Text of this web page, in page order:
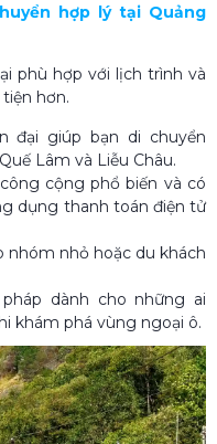
hợp lý tại Quảng
phù hợp với lịch trình và
hơn.
đại giúp bạn di chuyển
Lâm và Liễu Châu.
cộng phổ biến và có
dụng thanh toán điện tử
nhóm nhỏ hoặc du khách
dành cho những ai
khám phá vùng ngoại ô.